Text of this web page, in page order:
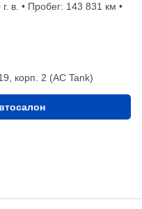
в. • Пробег: 143 831 км •
корп. 2 (АС Tank)